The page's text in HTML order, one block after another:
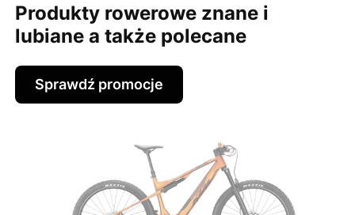
Produkty rowerowe znane i
lubiane a także polecane
Sprawdź promocje